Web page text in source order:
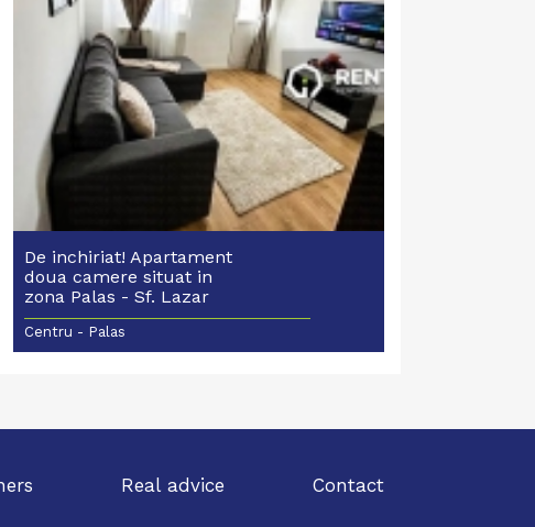
De inchiriat! Apartament
doua camere situat in
zona Palas - Sf. Lazar
Centru - Palas
Real advice Contact